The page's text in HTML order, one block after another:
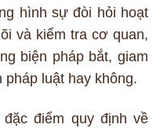
hình sự đòi hỏi hoạt
và kiểm tra cơ quan,
biện pháp bắt, giam
luật hay không.
điểm quy định về